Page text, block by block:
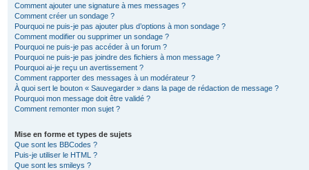
Comment ajouter une signature à mes messages ?
Comment créer un sondage ?
Pourquoi ne puis-je pas ajouter plus d’options à mon sondage ?
Comment modifier ou supprimer un sondage ?
Pourquoi ne puis-je pas accéder à un forum ?
Pourquoi ne puis-je pas joindre des fichiers à mon message ?
Pourquoi ai-je reçu un avertissement ?
Comment rapporter des messages à un modérateur ?
À quoi sert le bouton « Sauvegarder » dans la page de rédaction de message ?
Pourquoi mon message doit être validé ?
Comment remonter mon sujet ?
Mise en forme et types de sujets
Que sont les BBCodes ?
Puis-je utiliser le HTML ?
Que sont les smileys ?